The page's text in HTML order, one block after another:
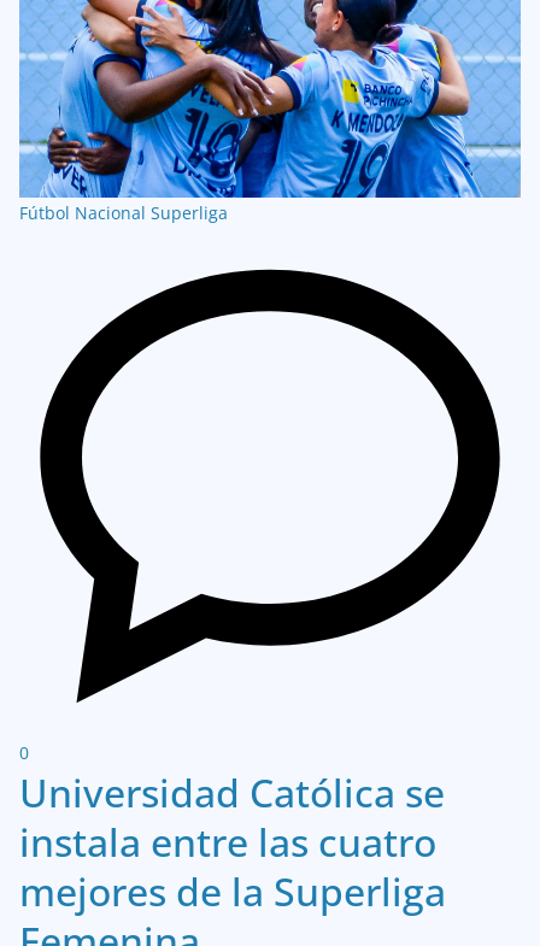
Fútbol Nacional Superliga
0
Universidad Católica se
instala entre las cuatro
mejores de la Superliga